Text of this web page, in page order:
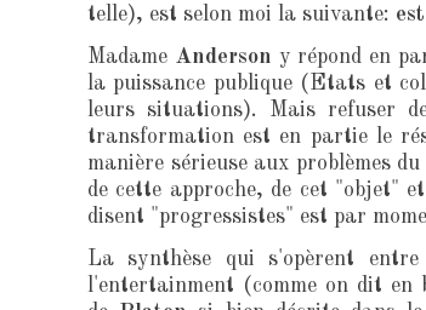
telle), est selon moi la suivante:
Madame Anderson y répond en
la puissance publique (Etats et
leurs situations). Mais refuser
transformation est en partie le
manière sérieuse aux problèmes
de cette approche, de cet "objet"
disent "progressistes" est par
La synthèse qui s'opèrent
l'entertainment (comme on dit en